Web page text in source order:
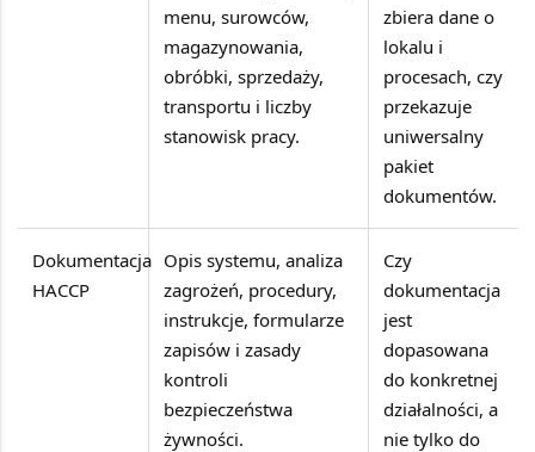
menu, surowców,
magazynowania,
obróbki, sprzedaży,
transportu i liczby
stanowisk pracy.
zbiera dane o
lokalu i
procesach, czy
przekazuje
uniwersalny
pakiet
dokumentów.
Dokumentacja
HACCP
Opis systemu, analiza
zagrożeń, procedury,
instrukcje, formularze
zapisów i zasady
kontroli
bezpieczeństwa
żywności.
Czy
dokumentacja
jest
dopasowana
do konkretnej
działalności, a
nie tylko do